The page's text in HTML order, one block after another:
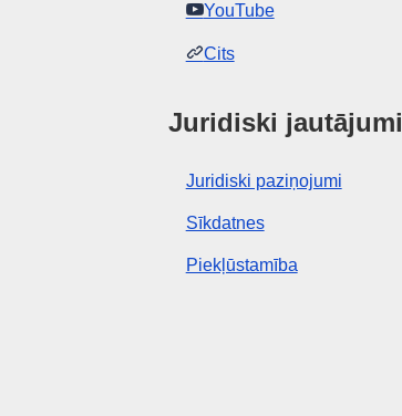
YouTube
Cits
Juridiski jautājumi
Juridiski paziņojumi
Sīkdatnes
Piekļūstamība